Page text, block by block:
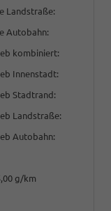
Landstraße:
Autobahn:
kombiniert:
Innenstadt:
Stadtrand:
Landstraße:
Autobahn:
g/km